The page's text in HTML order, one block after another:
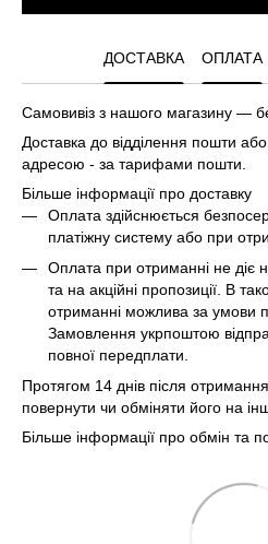
ДОСТАВКА ОПЛАТА
Самовивіз з нашого магазину —
Доставка до відділення пошти
адресою - за тарифами пошти.
Більше інформації про доставку
Оплата здійснюється
платіжну систему або при
Оплата при отриманні не діє
та на акційні пропозиції. В
отриманні можлива за умови
Замовлення укрпоштою
повної передплати.
Протягом 14 днів після
повернути чи обміняти його на
Більше інформації про обмін та